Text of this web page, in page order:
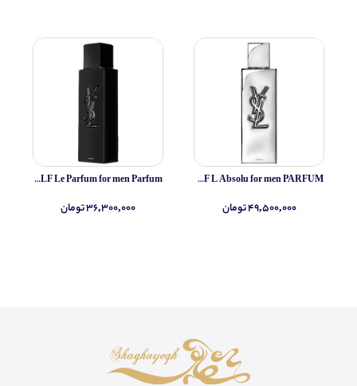
Yves Saint Laurent MYSLF L Absolu for men PARFUM
۴۹,۵۰۰,۰۰۰ تومان
Yves Saint Laurent MYSLF Le Parfum for men Parfum
۳۶,۳۰۰,۰۰۰ تومان